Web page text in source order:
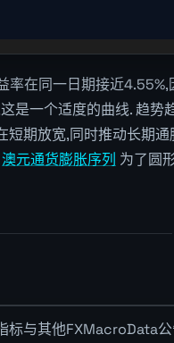
率在同一日期接近4.55%,
是一个适度的曲线. 趋势
短期放宽,同时推动长期通
澳元通货膨胀序列 为了圆
标与其他FXMacroData